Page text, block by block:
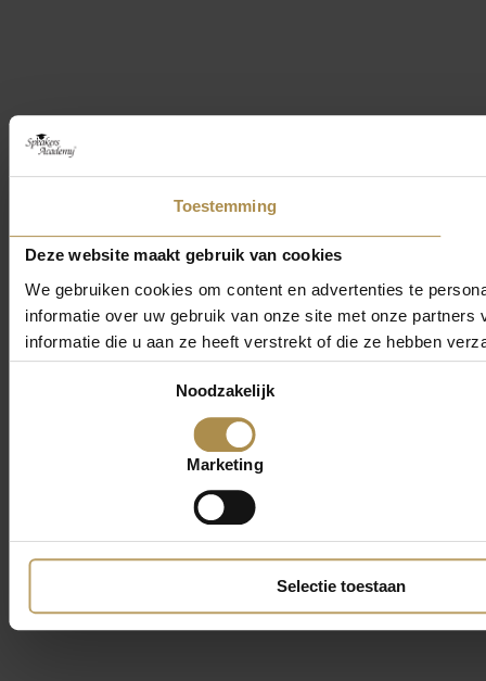
Toestemming
Deze website maakt gebruik van cookies
We gebruiken cookies om content en advertenties te
informatie over uw gebruik van onze site met onze
informatie die u aan ze heeft verstrekt of die ze hebben
Noodzakelijk
Marketing
Selectie toestaan